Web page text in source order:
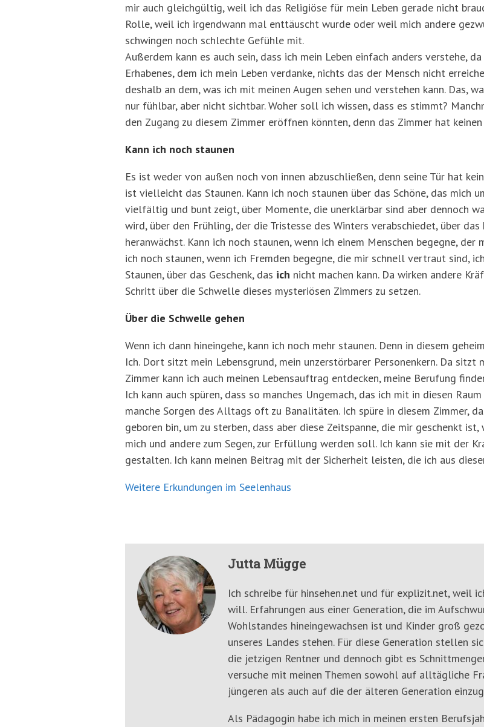
mir auch gleichgültig, weil ich das Religiöse für mein Leben gerade nicht
Rolle, weil ich irgendwann mal enttäuscht wurde oder weil mich andere
schwingen noch schlechte Gefühle mit.
Außerdem kann es auch sein, dass ich mein Leben einfach anders verstehe,
Erhabenes, dem ich mein Leben verdanke, nichts das der Mensch nicht
deshalb an dem, was ich mit meinen Augen sehen und verstehen kann. Das,
nur fühlbar, aber nicht sichtbar. Woher soll ich wissen, dass es stimmt?
den Zugang zu diesem Zimmer eröffnen könnten, denn das Zimmer hat
Kann ich noch staunen
Es ist weder von außen noch von innen abzuschließen, denn seine Tür hat
ist vielleicht das Staunen. Kann ich noch staunen über das Schöne, das mich
vielfältig und bunt zeigt, über Momente, die unerklärbar sind aber dennoch
wird, über den Frühling, der die Tristesse des Winters verabschiedet, über das
heranwächst. Kann ich noch staunen, wenn ich einem Menschen begegne,
ich noch staunen, wenn ich Fremden begegne, die mir schnell vertraut sind,
Staunen, über das Geschenk, das ich nicht machen kann. Da wirken andere
Schritt über die Schwelle dieses mysteriösen Zimmers zu setzen.
Über die Schwelle gehen
Wenn ich dann hineingehe, kann ich noch mehr staunen. Denn in diesem
Ich. Dort sitzt mein Lebensgrund, mein unzerstörbarer Personenkern. Da
Zimmer kann ich auch meinen Lebensauftrag entdecken, meine Berufung
Ich kann auch spüren, dass so manches Ungemach, das ich mit in diesen
manche Sorgen des Alltags oft zu Banalitäten. Ich spüre in diesem Zimmer,
geboren bin, um zu sterben, dass aber diese Zeitspanne, die mir geschenkt
mich und andere zum Segen, zur Erfüllung werden soll. Ich kann sie mit der
gestalten. Ich kann meinen Beitrag mit der Sicherheit leisten, die ich aus
Weitere Erkundungen im Seelenhaus
Jutta Mügge
Ich schreibe für hinsehen.net und für explizit.net, weil
will. Erfahrungen aus einer Generation, die im
Wohlstandes hineingewachsen ist und Kinder groß
unseres Landes stehen. Für diese Generation stellen
die jetzigen Rentner und dennoch gibt es
versuche mit meinen Themen sowohl auf alltägliche
jüngeren als auch auf die der älteren Generation
Als Pädagogin habe ich mich in meinen ersten